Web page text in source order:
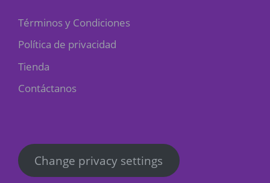
Términos y Condiciones
Política de privacidad
Tienda
Contáctanos
Change privacy settings